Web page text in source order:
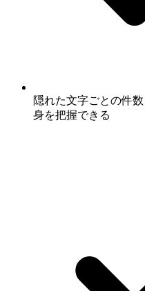
隠れた文字ごとの件
身を把握できる